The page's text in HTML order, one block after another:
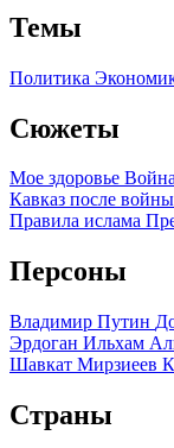
Темы
Политика
Сюжеты
Мое здоровье
Кавказ после войны
Правила ислама
Персоны
Владимир Путин
Эрдоган Ильхам
Шавкат Мирзиеев
Страны